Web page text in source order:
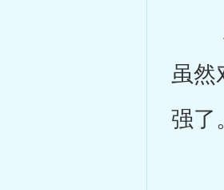
展
虽然
强了。